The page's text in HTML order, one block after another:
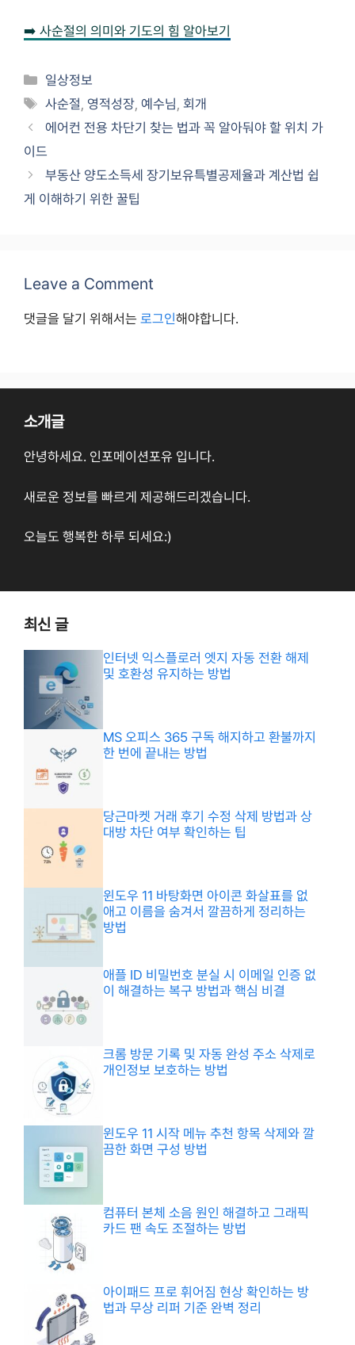
➡️ 사순절의 의미와 기도의 힘 알아보기
Categories
일상정보
Tags
사순절 영적성장 ,예수님 ,회개
에어컨 전용 차단기 찾는 법과 꼭 알아둬야 할 위치 가
이드
부동산 양도소득세 장기보유특별공제율과 계산법 쉽
게 이해하기 위한 꿀팁
Leave a Comment
댓글을 달기 위해서는 로그인해야합니다.
소개글
안녕하세요. 인포메이션포유 입니다.
새로운 정보를 빠르게 제공해드리겠습니다.
오늘도 행복한 하루 되세요:)
최신 글
인터넷 익스플로러 엣지 자동 전환 해제
및 호환성 유지하는 방법
MS 오피스 365 구독 해지하고 환불까지
한 번에 끝내는 방법
당근마켓 거래 후기 수정 삭제 방법과 상
대방 차단 여부 확인하는 팁
윈도우 11 바탕화면 아이콘 화살표를 없
애고 이름을 숨겨서 깔끔하게 정리하는
방법
애플 ID 비밀번호 분실 시 이메일 인증 없
이 해결하는 복구 방법과 핵심 비결
크롬 방문 기록 및 자동 완성 주소 삭제로
개인정보 보호하는 방법
윈도우 11 시작 메뉴 추천 항목 삭제와 깔
끔한 화면 구성 방법
컴퓨터 본체 소음 원인 해결하고 그래픽
카드 팬 속도 조절하는 방법
아이패드 프로 휘어짐 현상 확인하는 방
법과 무상 리퍼 기준 완벽 정리